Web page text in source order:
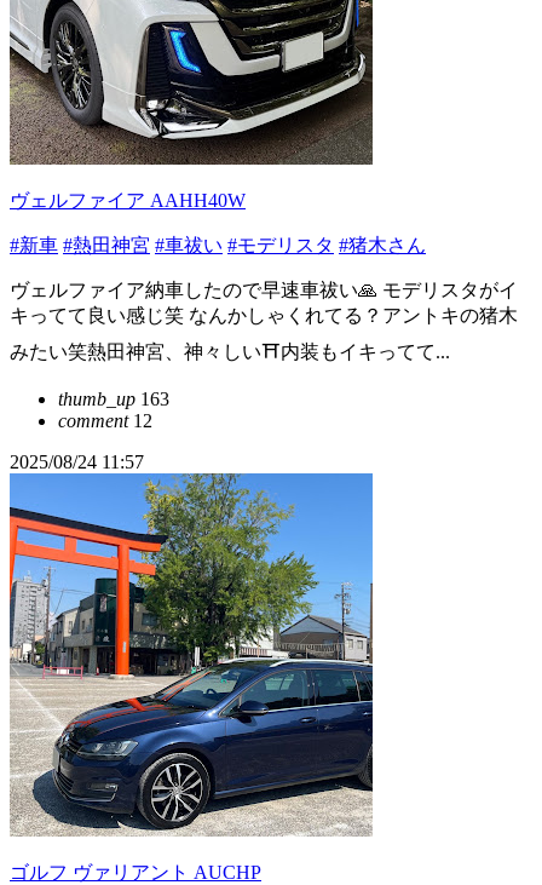
ヴェルファイア AAHH40W
#新車 #熱田神宮 #車祓い #モデリスタ #猪木さん
ヴェルファイア納車したので早速車祓い🙏 モデリスタがイ
キってて良い感じ笑 なんかしゃくれてる？アントキの猪木
みたい笑熱田神宮、神々しい⛩️内装もイキってて...
thumb_up 163
comment12
2025/08/24 11:57
ゴルフ ヴァリアント AUCHP